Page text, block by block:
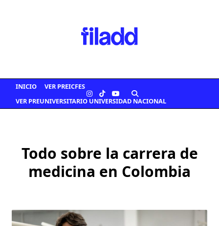
INICIO
VER PREICFES
VER PREUNIVERSITARIO UNIVERSIDAD NACIONAL
Todo sobre la carrera de
medicina en Colombia